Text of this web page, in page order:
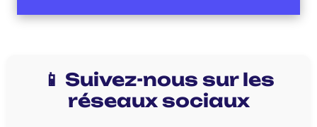
📱 Suivez-nous sur les
réseaux sociaux